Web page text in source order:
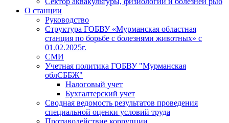
О станции
Руководство
Структура ГОБВУ «Мурманская областная
станция по борьбе с болезнями животных» c
01.02.2025г.
СМИ
Учетная политика ГОБВУ "Мурманская
облСББЖ"
Налоговый учет
Бухгалтерский учет
Сводная ведомость результатов проведения
специальной оценки условий труда
Противодействие коррупции